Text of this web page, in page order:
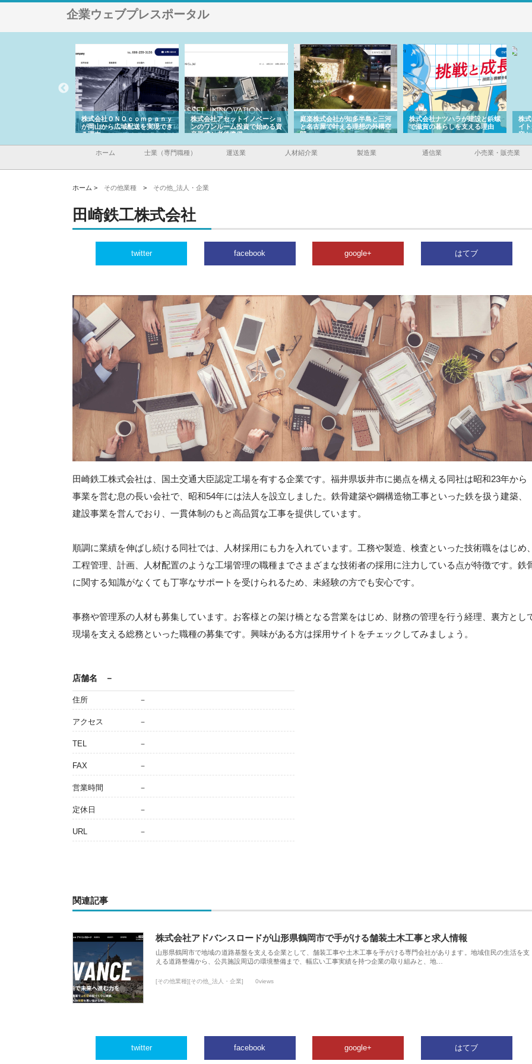
企業ウェブプレスポータル
株式会社ＯＮＯｃｏｍｐａｎｙ
が岡山から広域配送を実現でき
る理由
株式会社アセットイノベーショ
ンのワンルーム投資で始める資
産形成と老後準備
庭楽株式会社が知多半島と三河
と名古屋で叶える理想の外構空
間
株式会社ナツハラが建設と鋲螺
で滋賀の暮らしを支える理由
株
イ
容
ホーム 士業（専門職種） 運送業 人材紹介業 製造業 通信業 小売業・販売業
ホーム > その他業種 > その他_法人・企業
田崎鉄工株式会社
twitter facebook google+ はてブ
田崎鉄工株式会社は、国土交通大臣認定工場を有する企業です。福井県坂井市に拠点を構える同社は昭和23年から
事業を営む息の長い会社で、昭和54年には法人を設立しました。鉄骨建築や鋼構造物工事といった鉄を扱う建築、
建設事業を営んでおり、一貫体制のもと高品質な工事を提供しています。
順調に業績を伸ばし続ける同社では、人材採用にも力を入れています。工務や製造、検査といった技術職をはじめ、
工程管理、計画、人材配置のような工場管理の職種までさまざまな技術者の採用に注力している点が特徴です。鉄
に関する知識がなくても丁寧なサポートを受けられるため、未経験の方でも安心です。
事務や管理系の人材も募集しています。お客様との架け橋となる営業をはじめ、財務の管理を行う経理、裏方とし
現場を支える総務といった職種の募集です。興味がある方は採用サイトをチェックしてみましょう。
店舗名 －
住所 －
アクセス －
TEL －
FAX －
営業時間 －
定休日 －
URL －
関連記事
株式会社アドバンスロードが山形県鶴岡市で手がける舗装土木工事と求人情報
山形県鶴岡市で地域の道路基盤を支える企業として、舗装工事や土木工事を手がける専門会社があります。地域住民の生活を支
える道路整備から、公共施設周辺の環境整備まで、幅広い工事実績を持つ企業の取り組みと、地…
[その他業種][その他_法人・企業] 0views
twitter facebook google+ はてブ